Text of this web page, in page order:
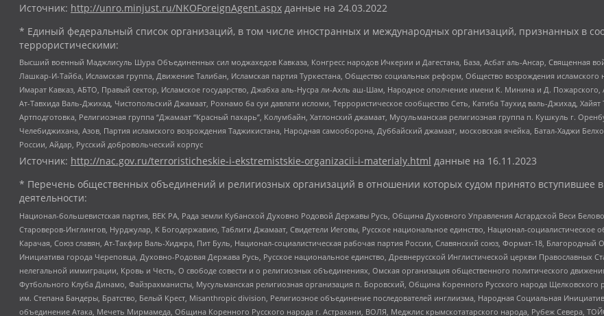
Источник: http://unro.minjust.ru/NKOForeignAgent.aspx данные на 24.03.2022
* Единый федеральный список организаций, в том числе иностранных и международных организаций, признанных в
террористическими:
Высший военный Маджлисуль Шура Объединенных сил моджахедов Кавказа, Конгресс народов Ичкерии и Дагестана, База, Асбат аль-Ансар, Священная
Лашкар-И-Тайба, Исламская группа, Движение Талибан, Исламская партия Туркестана, Общество социальных реформ, Общество возрождения
Имарат Кавказ, АБТО, Правый сектор, Исламское государство, Джабха аль-Нусра ли-Ахль аш-Шам, Народное ополчение имени К. Минина и Д.
Ат-Тавхида Валь-Джихад, Чистопольский Джамаат, Рохнамо ба суи давлати исломи, Террористическое сообщество Сеть, Катиба Таухид валь-Джихад,
Артподготовка, Религиозная группа “Джамаат “Красный пахарь”, Колумбайн, Хатлонский джамаат, Мусульманская религиозная группа п. Кушкуль г.
Челебиджихана, Азов, Партия исламского возрождения Таджикистана, Народная самооборона, Дуббайский джамаат, московская ячейка, Батал-Хаджи
России, Айдар, Русский добровольческий корпус
Источник: http://nac.gov.ru/terroristicheskie-i-ekstremistskie-organizacii-i-materialy.html данные на 16.11.2023
* Перечень общественных объединений и религиозных организаций в отношении которых судом принято вступившее
деятельности:
Национал-большевистская партия, ВЕК РА, Рада земли Кубанской Духовно Родовой Державы Русь, Община Духовного Управления Асгардской Веси
Староверов-Инглингов, Нурджулар, К Богодержавию, Таблиги Джамаат, Свидетели Иеговы, Русское национальное единство, Национал-
Карачая, Союз славян, Ат-Такфир Валь-Хиджра, Пит Буль, Национал-социалистическая рабочая партия России, Славянский союз, Формат-18,
Инициатива города Череповца, Духовно-Родовая Держава Русь, Русское национальное единство, Древнерусской Инглистической церкви
нелегальной иммиграции, Кровь и Честь, О свободе совести и о религиозных объединениях, Омская организация общественного политического
Футбольного Клуба Динамо, Файзрахманисты, Мусульманская религиозная организация п. Боровский, Община Коренного Русского народа
им. Степана Бандеры, Братство, Белый Крест, Misanthropic division, Религиозное объединение последователей инглиизма, Народная Социальная
объединение Атака, Мечеть Мирмамеда, Община Коренного Русского народа г. Астрахани, ВОЛЯ, Меджлис крымскотатарского народа, Рубеж Севера,